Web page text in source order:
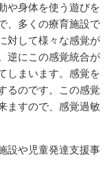
や身体を使う遊びを
、多くの療育施設で
対して様々な感覚が
逆にこの感覚統合が
しまいます。感覚を
るのです。この感覚
ますので、感覚過敏
設や児童発達支援事